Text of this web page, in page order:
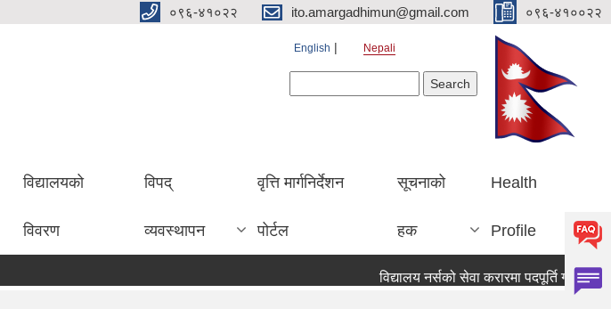
०९६-४१०२२ ito.amargadhimun@gmail.com ०९६-४१००२२
English Nepali
विद्यालयको
विवरण
विपद्
व्यवस्थापन
वृत्ति मार्गनिर्देशन
पोर्टल
सूचनाको
हक
Health
Profile
विद्यालय नर्सको सेवा करारमा पदपूर्ति गर्ने